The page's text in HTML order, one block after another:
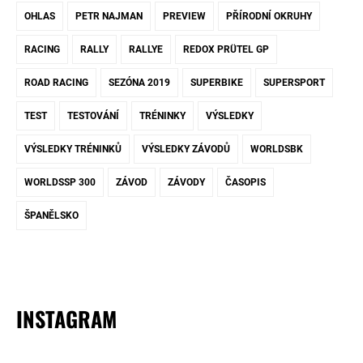
OHLAS PETR NAJMAN PREVIEW PŘÍRODNÍ OKRUHY
RACING RALLY RALLYE REDOX PRÜTEL GP
ROAD RACING SEZÓNA 2019 SUPERBIKE SUPERSPORT
TEST TESTOVÁNÍ TRÉNINKY VÝSLEDKY
VÝSLEDKY TRÉNINKŮ VÝSLEDKY ZÁVODŮ WORLDSBK
WORLDSSP 300 ZÁVOD ZÁVODY ČASOPIS
ŠPANĚLSKO
INSTAGRAM